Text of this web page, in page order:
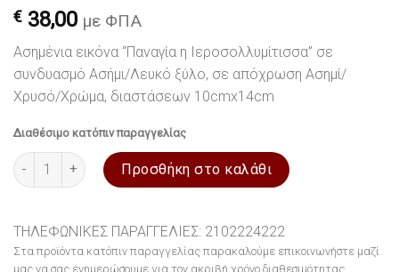
€ 38,00 με ΦΠΑ
Ασημένια εικόνα “Παναγία η Ιεροσολλυμίτισσα” σε
συνδυασμό Ασήμι/Λευκό ξύλο, σε απόχρωση Ασημί/
Χρυσό/Χρώμα, διαστάσεων 10cmx14cm
Διαθέσιμο κατόπιν παραγγελίας
Εικόνα ασημένια Παναγία η Ιεροσολλυμίτισσα 10x14cm
Προσθήκη στο καλάθι
ΤΗΛΕΦΩΝΙΚΕΣ ΠΑΡΑΓΓΕΛΙΕΣ: 2102224222
Στα προϊόντα κατόπιν παραγγελίας παρακαλούμε επικοινωνήστε μαζί
μας να σας ενημερώσουμε για τον ακριβή χρόνο διαθεσιμότητας.